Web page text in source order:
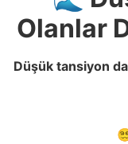
Olanlar
Düşük tansiyon